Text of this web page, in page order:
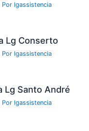
Por lgassistencia
Lg Conserto
Por lgassistencia
Lg Santo André
Por lgassistencia